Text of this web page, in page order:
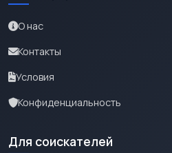
О нас
Контакты
Условия
Конфиденциальность
Для соискателей